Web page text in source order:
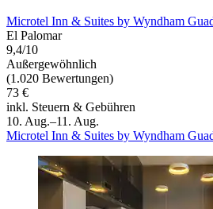
Microtel Inn & Suites by Wyndham
El Palomar
9,4/10
Außergewöhnlich
(1.020 Bewertungen)
73 €
inkl. Steuern & Gebühren
10. Aug.–11. Aug.
Microtel Inn & Suites by Wyndham